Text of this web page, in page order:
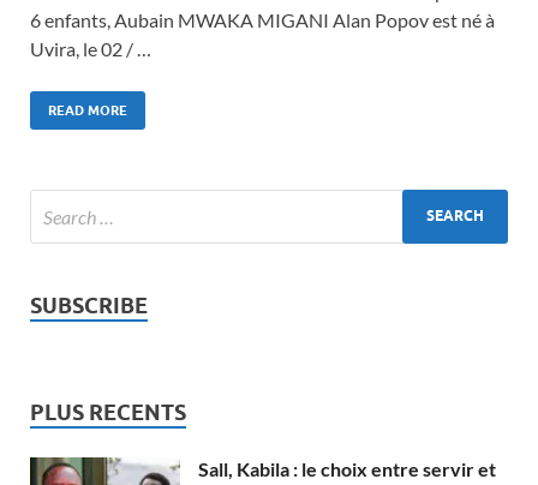
6 enfants, Aubain MWAKA MIGANI Alan Popov est né à
Uvira, le 02 / …
READ MORE
SUBSCRIBE
PLUS RECENTS
Sall, Kabila : le choix entre servir et